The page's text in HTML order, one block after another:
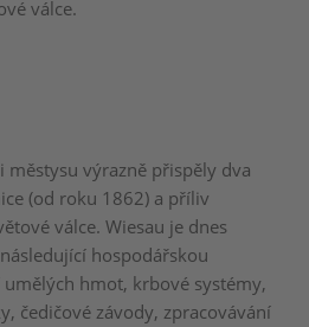
válce.
městysu výrazně přispěly dva
(od roku 1862) a příliv
válce. Wiesau je dnes
hospodářskou
hmot, krbové systémy,
čedičové závody, zpracovávání